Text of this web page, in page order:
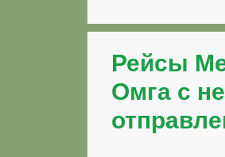
Рейсы
Омга с